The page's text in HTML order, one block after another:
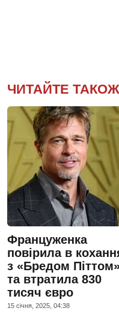
ЧИТАЙТЕ ТАКОЖ
Француженка
повірила в
з «Бредом
та втратила 830
тисяч євро
15 сiчня, 2025, 04:38